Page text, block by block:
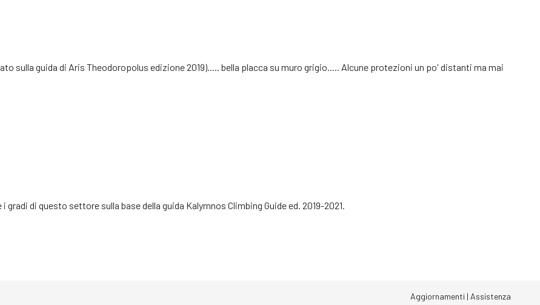
sulla guida di Aris Theodoropolus edizione 2019)..... bella placca su muro grigio..... Alcune protezioni un po' distanti ma mai
di questo settore sulla base della guida Kalymnos Climbing Guide ed. 2019-2021.
Aggiornamenti | Assistenza